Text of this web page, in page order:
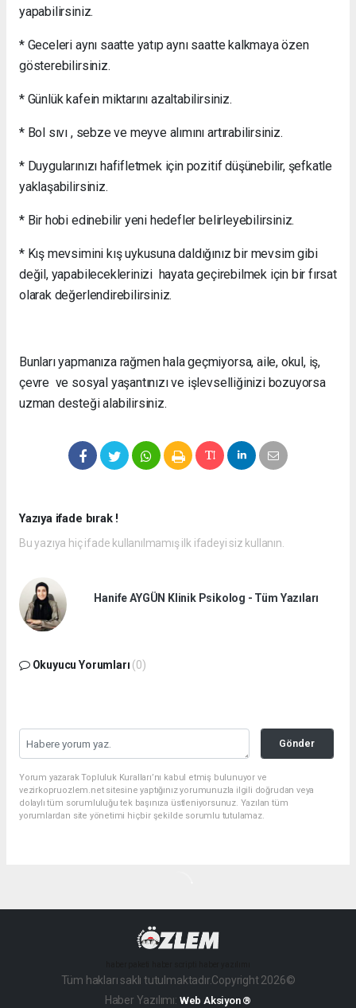
yapabilirsiniz.
* Geceleri aynı saatte yatıp aynı saatte kalkmaya özen
gösterebilirsiniz.
* Günlük kafein miktarını azaltabilirsiniz.
* Bol sıvı , sebze ve meyve alımını artırabilirsiniz.
* Duygularınızı hafifletmek için pozitif düşünebilir, şefkatle
yaklaşabilirsiniz.
* Bir hobi edinebilir yeni hedefler belirleyebilirsiniz.
* Kış mevsimini kış uykusuna daldığınız bir mevsim gibi
değil, yapabileceklerinizi hayata geçirebilmek için bir fırsat
olarak değerlendirebilirsiniz.
Bunları yapmanıza rağmen hala geçmiyorsa, aile, okul, iş,
çevre ve sosyal yaşantınızı ve işlevselliğinizi bozuyorsa
uzman desteği alabilirsiniz.
Yazıya ifade bırak !
Bu yazıya hiç ifade kullanılmamış ilk ifadeyi siz kullanın.
Hanife AYGÜN Klinik Psikolog - Tüm Yazıları
Okuyucu Yorumları (0)
Gönder
Yorum yazarak Topluluk Kuralları’nı kabul etmiş bulunuyor ve
vezirkopruozlem.net sitesine yaptığınız yorumunuzla ilgili doğrudan veya
dolaylı tüm sorumluluğu tek başınıza üstleniyorsunuz. Yazılan tüm
yorumlardan site yönetimi hiçbir şekilde sorumlu tutulamaz.
Tüm hakları saklı tutulmaktadır.Copyright 2026©
Haber Yazılımı: Web Aksiyon ®